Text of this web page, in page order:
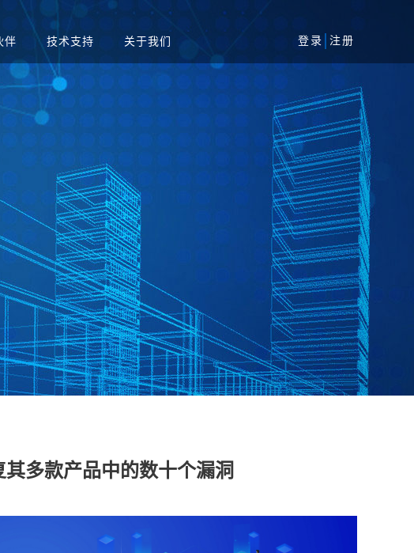
登录 注册
配置核查系统 资产攻击面管理平台
抗拒绝服务系统
WEB漏扫系统 蜜罐系统
统
工控安全运维管理
工控日志收集与分
蓝对抗服务
金融
伴 技术支持 关于我们
多款产品中的数十个漏洞